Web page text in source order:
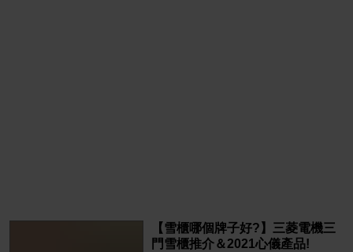
【雪櫃哪個牌子好?】三菱電機三
門雪櫃推介＆2021心儀產品!